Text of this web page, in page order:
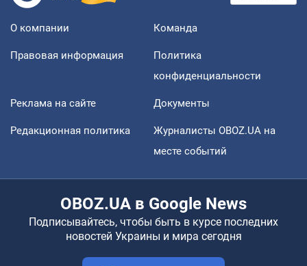
О компании Команда
Правовая информация
Политика
конфиденциальности
Реклама на сайте Документы
Редакционная политика
Журналисты OBOZ.UA на
месте событий
OBOZ.UA в Google News
Подписывайтесь, чтобы быть в курсе последних
новостей Украины и мира сегодня